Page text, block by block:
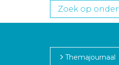
Themajournaal